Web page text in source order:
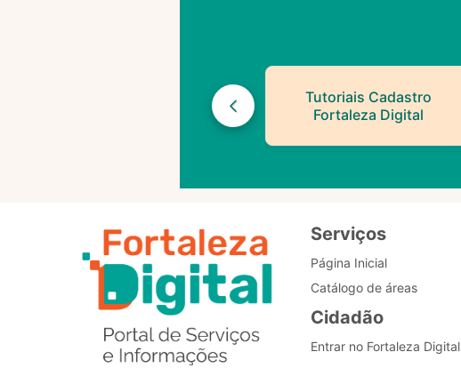
Tutoriais Cadastro
Fortaleza Digital
Serviços
Página Inicial
Catálogo de áreas
Cidadão
Entrar no Fortaleza Digital